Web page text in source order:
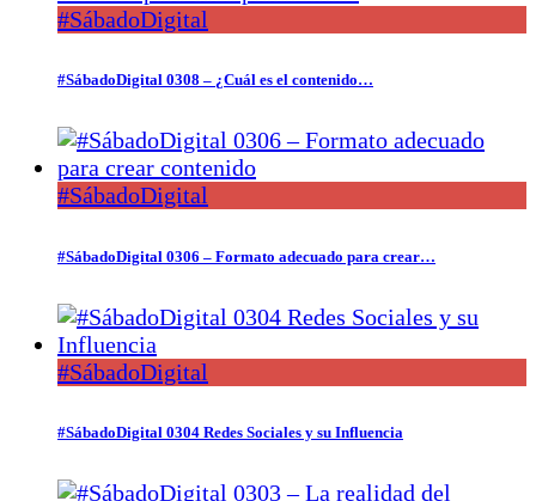
#SábadoDigital
#SábadoDigital 0308 – ¿Cuál es el contenido…
#SábadoDigital
#SábadoDigital 0306 – Formato adecuado para crear…
#SábadoDigital
#SábadoDigital 0304 Redes Sociales y su Influencia